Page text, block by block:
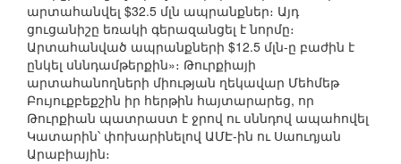
արտահանվել $32.5 մլն ապրանքներ։ Այդ
ցուցանիշը եռակի գերազանցել է նորմը։
Արտահանված ապրանքների $12.5 մլն-ը բաժին է
ընկել սննդամթերքին»։ Թուրքիայի
արտահանողների միության ղեկավար Մեհմեթ
Բույուքբեքշին իր հերթին հայտարարեց, որ
Թուրքիան պատրաստ է ջրով ու սննդով ապահովել
Կատարին՝ փոխարինելով ԱՄԷ-ին ու Սաուդյան
Արաբիային։